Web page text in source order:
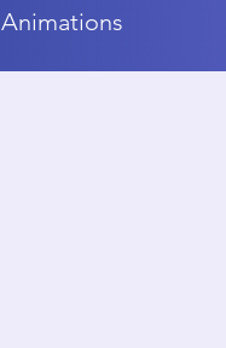
Animations